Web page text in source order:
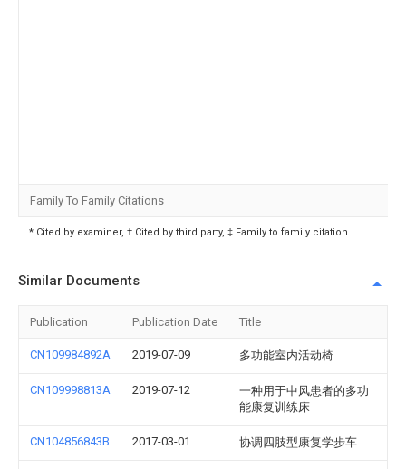
Family To Family Citations
* Cited by examiner, † Cited by third party, ‡ Family to family citation
Similar Documents
Publication Publication Date Title
CN109984892A 2019-07-09 多功能室内活动椅
CN109998813A 2019-07-12
一种用于中风患者的多功
能康复训练床
CN104856843B 2017-03-01 协调四肢型康复学步车